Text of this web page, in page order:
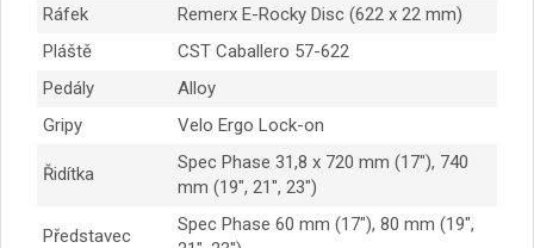
Ráfek
Remerx E-Rocky Disc (622 x 22 mm)
Pláště
CST Caballero 57-622
Pedály
Alloy
Gripy
Velo Ergo Lock-on
Řidítka
Spec Phase 31,8 x 720 mm (17″), 740
mm (19″, 21″, 23″)
Představec
Spec Phase 60 mm (17″), 80 mm (19″,